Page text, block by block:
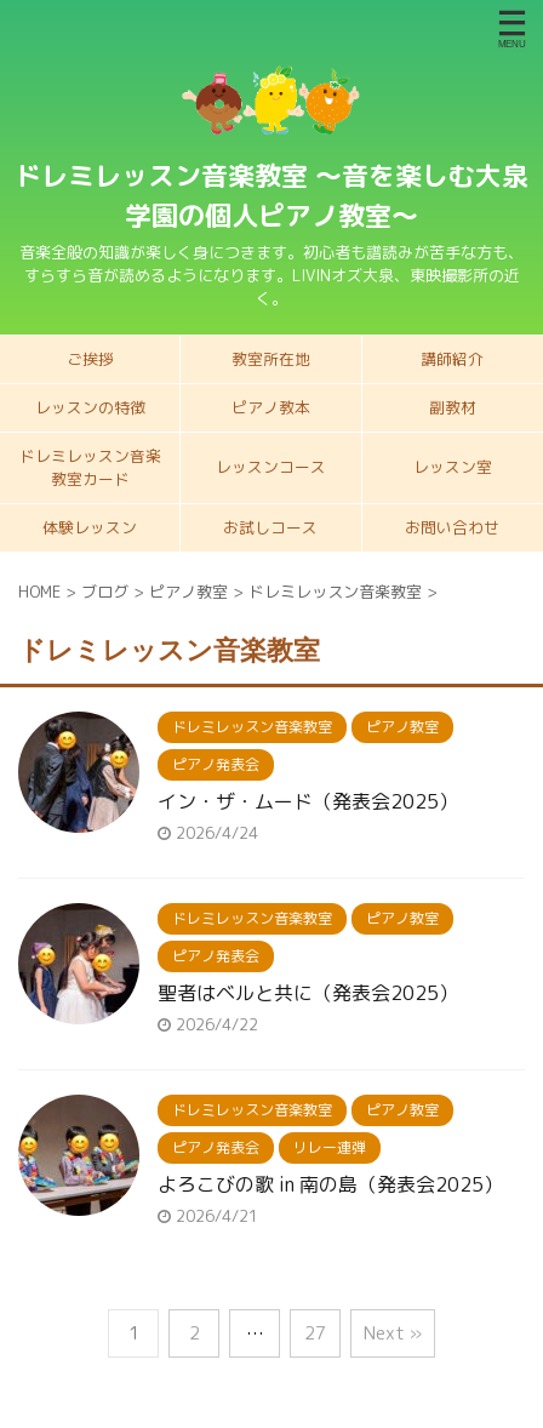
ドレミレッスン音楽教室 〜音を楽しむ大泉
学園の個人ピアノ教室〜
音楽全般の知識が楽しく身につきます。初心者も譜読みが苦手な方も、
すらすら音が読めるようになります。LIVINオズ大泉、東映撮影所の近
く。
ご挨拶 教室所在地 講師紹介
レッスンの特徴 ピアノ教本 副教材
ドレミレッスン音楽
教室カード
レッスンコース レッスン室
体験レッスン お試しコース お問い合わせ
HOME > ブログ > ピアノ教室 > ドレミレッスン音楽教室 >
ドレミレッスン音楽教室
ドレミレッスン音楽教室
ピアノ教室
ピアノ発表会
イン・ザ・ムード（発表会2025）
2026/4/24
ドレミレッスン音楽教室
ピアノ教室
ピアノ発表会
聖者はベルと共に（発表会2025）
2026/4/22
ドレミレッスン音楽教室
ピアノ教室
ピアノ発表会
リレー連弾
よろこびの歌 in 南の島（発表会2025）
2026/4/21
1 2 … 27 Next »